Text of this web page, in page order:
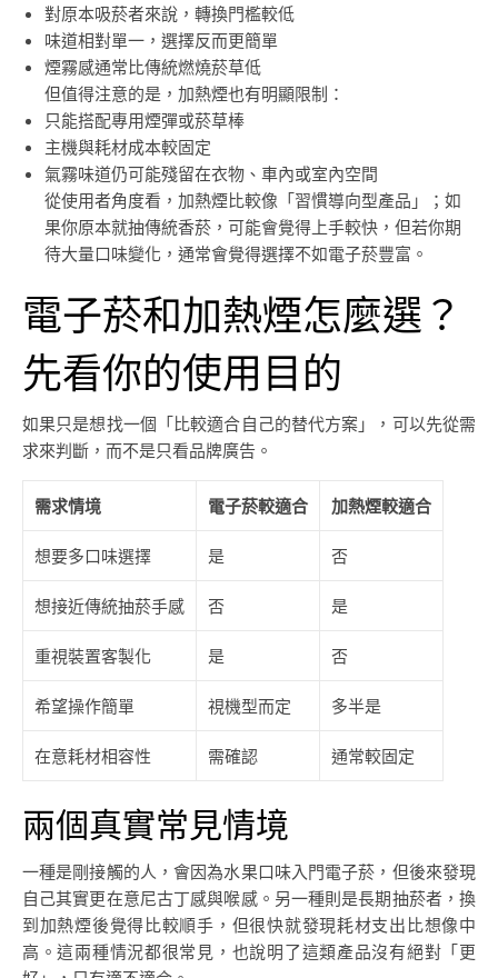
對原本吸菸者來說，轉換門檻較低
味道相對單一，選擇反而更簡單
煙霧感通常比傳統燃燒菸草低
但值得注意的是，加熱煙也有明顯限制：
只能搭配專用煙彈或菸草棒
主機與耗材成本較固定
氣霧味道仍可能殘留在衣物、車內或室內空間
從使用者角度看，加熱煙比較像「習慣導向型產品」；如
果你原本就抽傳統香菸，可能會覺得上手較快，但若你期
待大量口味變化，通常會覺得選擇不如電子菸豐富。
電子菸和加熱煙怎麼選？
先看你的使用目的
如果只是想找一個「比較適合自己的替代方案」，可以先從需
求來判斷，而不是只看品牌廣告。
需求情境 電子菸較適合 加熱煙較適合
想要多口味選擇 是 否
想接近傳統抽菸手感 否 是
重視裝置客製化 是 否
希望操作簡單 視機型而定 多半是
在意耗材相容性 需確認 通常較固定
兩個真實常見情境
一種是剛接觸的人，會因為水果口味入門電子菸，但後來發現
自己其實更在意尼古丁感與喉感。另一種則是長期抽菸者，換
到加熱煙後覺得比較順手，但很快就發現耗材支出比想像中
高。這兩種情況都很常見，也說明了這類產品沒有絕對「更